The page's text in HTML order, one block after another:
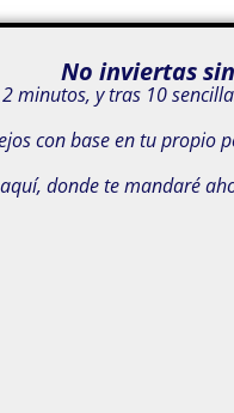
No inviertas
minutos, y tras 10
con base en tu
donde te mandaré